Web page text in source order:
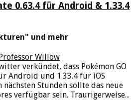
0.63.4 für Android & 1.33.4
und mehr
verkündet, dass Pokémon GO
Android und 1.33.4 für iOS
Stunden sollte das neue
verfügbar sein. Traurigerweise...